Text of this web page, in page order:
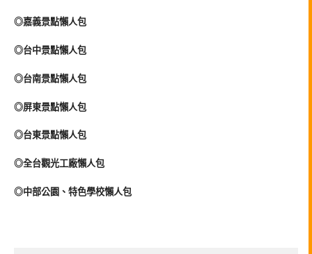
◎嘉義景點懶人包
◎台中景點懶人包
◎台南景點懶人包
◎屏東景點懶人包
◎台東景點懶人包
◎全台觀光工廠懶人包
◎中部公園、特色學校懶人包